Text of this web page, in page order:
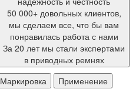
50 000+ довольных клиентов,
мы сделаем все, что бы вам
понравилась работа с нами
За 20 лет мы стали экспертами
в приводных ремнях
Маркировка
Применение